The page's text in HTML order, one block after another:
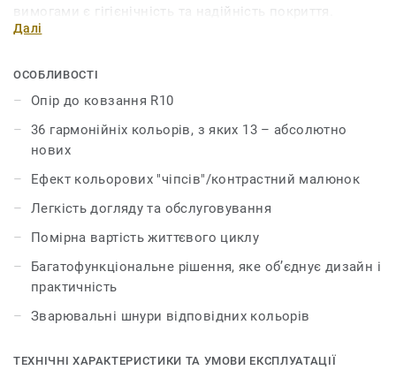
вимогами є гігієнічність та надійність покриття.
Зміцнена поліуретаном поверхня PUR гарантує
колекції Primo Premium узгоджується з іншими
продуктами та аксесуарами групи Premium.
Далі
ОСОБЛИВОСТІ
Опір до ковзання R10
36 гармонійніх кольорів, з яких 13 – абсолютно
нових
Ефект кольорових "чіпсів"/контрастний малюнок
Легкість догляду та обслуговування
Помірна вартість життєвого циклу
Багатофункціональне рішення, яке об’єднує дизайн і
практичність
Зварювальні шнури відповідних кольорів
ТЕХНІЧНІ ХАРАКТЕРИСТИКИ ТА УМОВИ ЕКСПЛУАТАЦІЇ